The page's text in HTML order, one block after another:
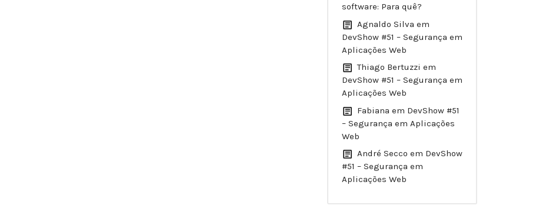
software: Para quê?
Agnaldo Silva em
DevShow #51 – Segurança em
Aplicações Web
Thiago Bertuzzi em
DevShow #51 – Segurança em
Aplicações Web
Fabiana em DevShow #51
– Segurança em Aplicações
Web
André Secco em DevShow
#51 – Segurança em
Aplicações Web